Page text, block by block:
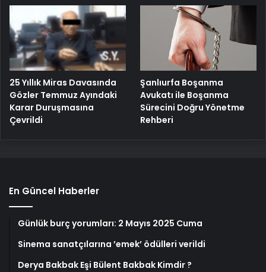
25 Yıllık Miras Davasında
Gözler Temmuz Ayındaki
Karar Duruşmasına
Çevrildi
Şanlıurfa Boşanma
Avukatı ile Boşanma
Sürecini Doğru Yönetme
Rehberi
En Güncel Haberler
Günlük burç yorumları: 2 Mayıs 2025 Cuma
Sinema sanatçılarına ’emek’ ödülleri verildi
Derya Bakbak Eşi Bülent Bakbak Kimdir ?